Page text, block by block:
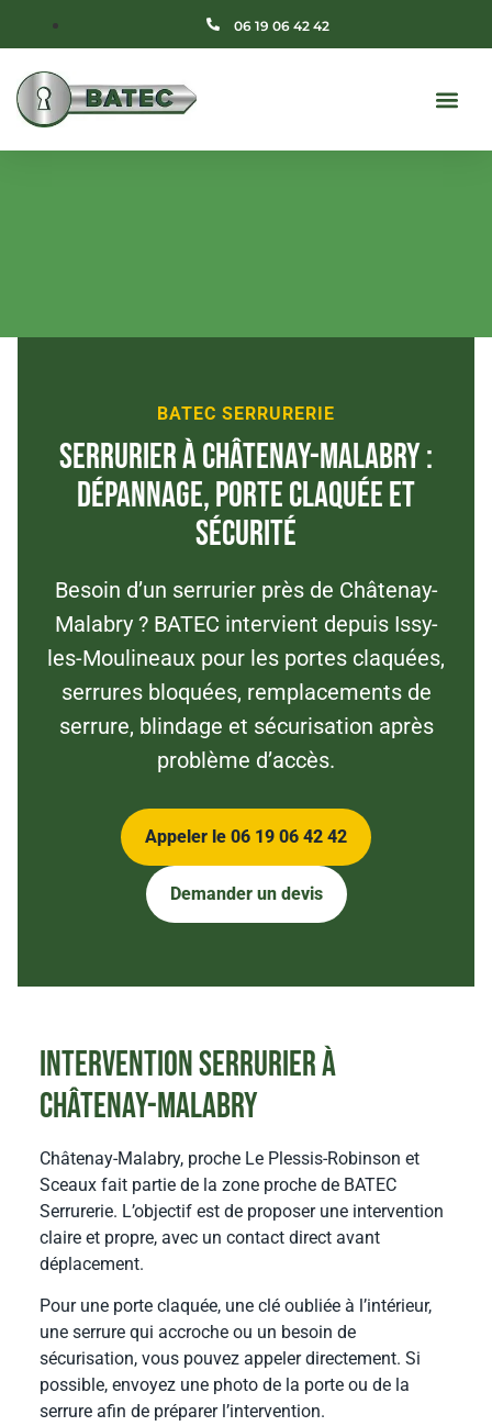
06 19 06 42 42
BATEC SERRURERIE
Serrurier à Châtenay-Malabry :
dépannage, porte claquée et
sécurité
Besoin d’un serrurier près de Châtenay-
Malabry ? BATEC intervient depuis Issy-
les-Moulineaux pour les portes claquées,
serrures bloquées, remplacements de
serrure, blindage et sécurisation après
problème d’accès.
Appeler le 06 19 06 42 42
Demander un devis
Intervention serrurier à
Châtenay-Malabry
Châtenay-Malabry, proche Le Plessis-Robinson et
Sceaux fait partie de la zone proche de BATEC
Serrurerie. L’objectif est de proposer une intervention
claire et propre, avec un contact direct avant
déplacement.
Pour une porte claquée, une clé oubliée à l’intérieur,
une serrure qui accroche ou un besoin de
sécurisation, vous pouvez appeler directement. Si
possible, envoyez une photo de la porte ou de la
serrure afin de préparer l’intervention.